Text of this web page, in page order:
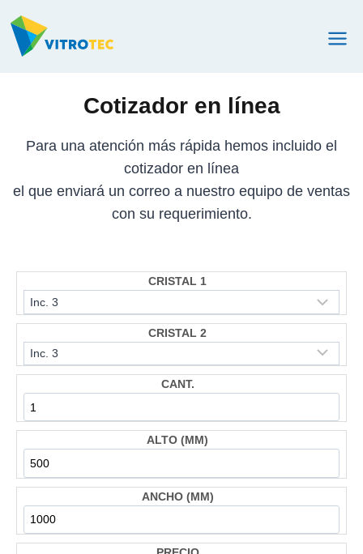
contenido
Cotizador en línea
Para una atención más rápida hemos incluido el
cotizador en línea
el que enviará un correo a nuestro equipo de ventas
con su requerimiento.